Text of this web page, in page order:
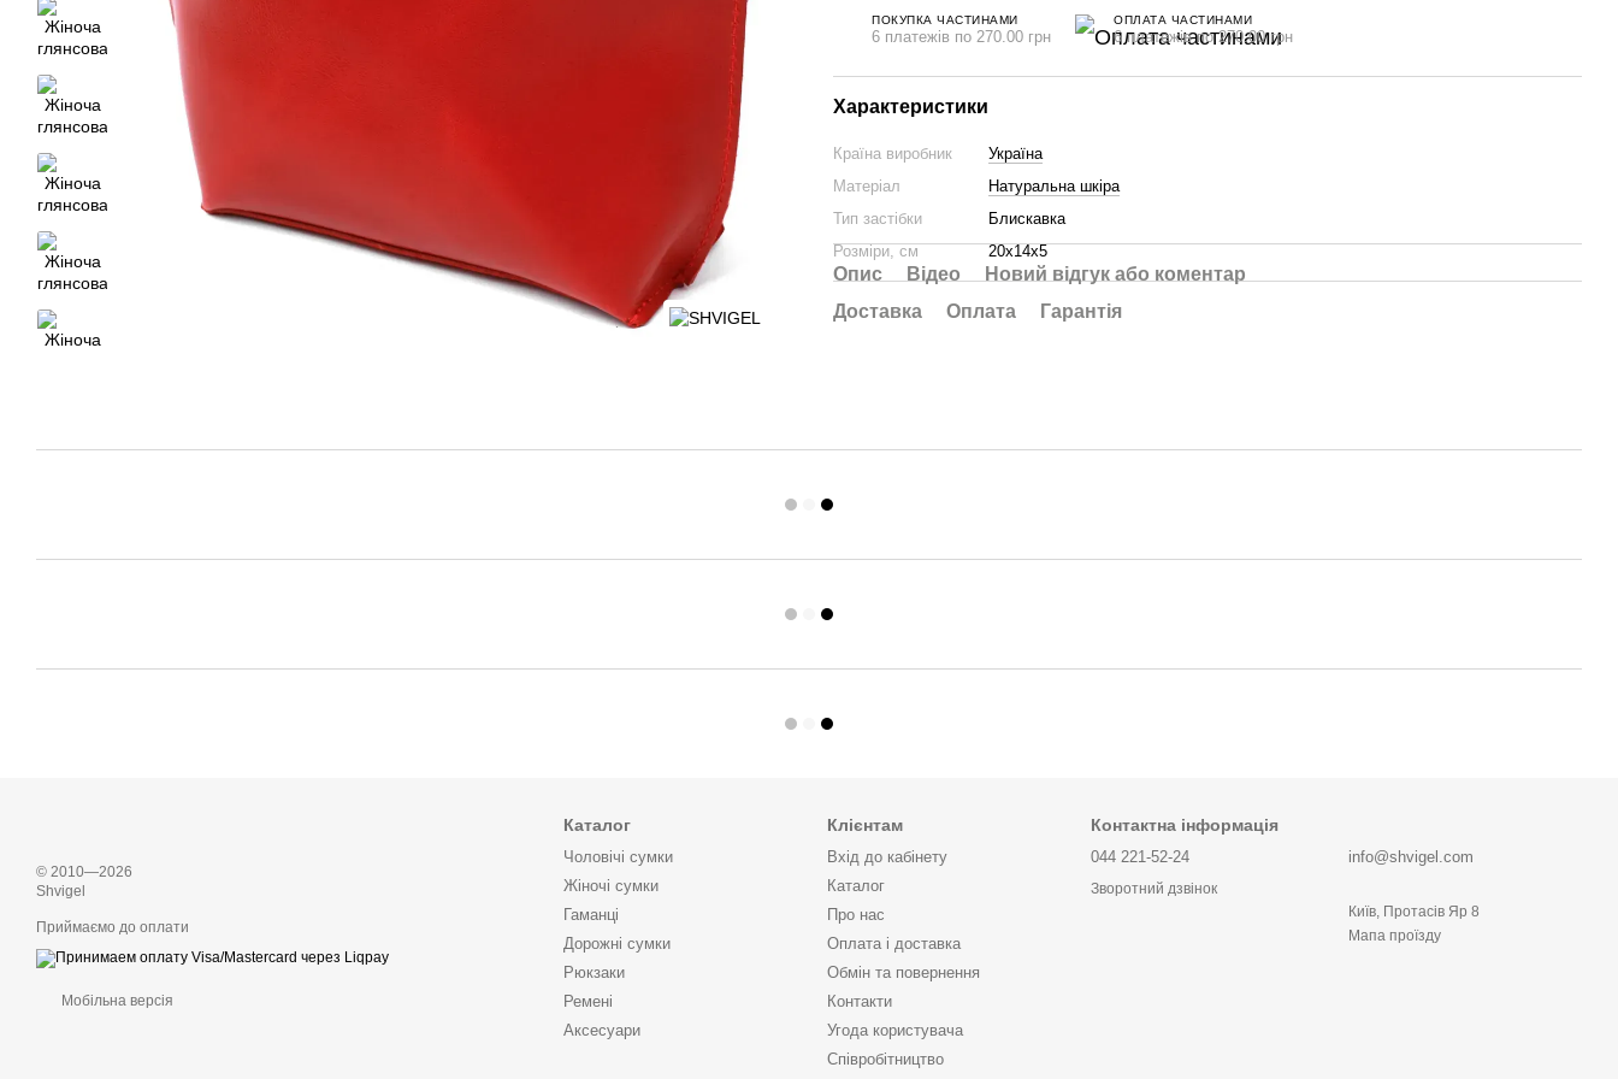
ПОКУПКА ЧАСТИНАМИ
6 платежів по 270.00 грн
ОПЛАТА ЧАСТИНАМИ
6 платежів по 270.00 грн
Характеристики
Країна виробник
Україна
Матеріал
Натуральна шкіра
Тип застібки
Блискавка
Розміри, см
20х14х5
Опис Відео
Новий відгук або коментар
Доставка
Оплата Гарантія
© 2010—2026
Shvigel
Приймаємо до оплати
Мобільна версія
Каталог
Чоловічі сумки
Жіночі сумки
Гаманці
Дорожні сумки
Рюкзаки
Ремені
Аксесуари
Клієнтам
Вхід до кабінету
Каталог
Про нас
Оплата і доставка
Обмін та повернення
Контакти
Угода користувача
Cпівробітництво
Контактна інформація
044 221-52-24
Зворотний дзвінок
info@shvigel.com
Київ, Протасів Яр 8
Мапа проїзду